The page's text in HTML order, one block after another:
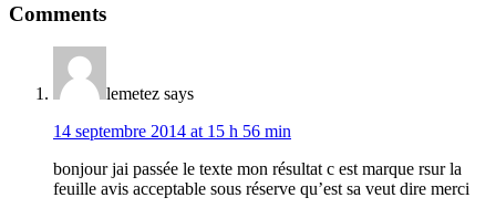
Comments
lemetez says
14 septembre 2014 at 15 h 56 min
bonjour jai passée le texte mon résultat c est marque rsur la
feuille avis acceptable sous réserve qu’est sa veut dire merci